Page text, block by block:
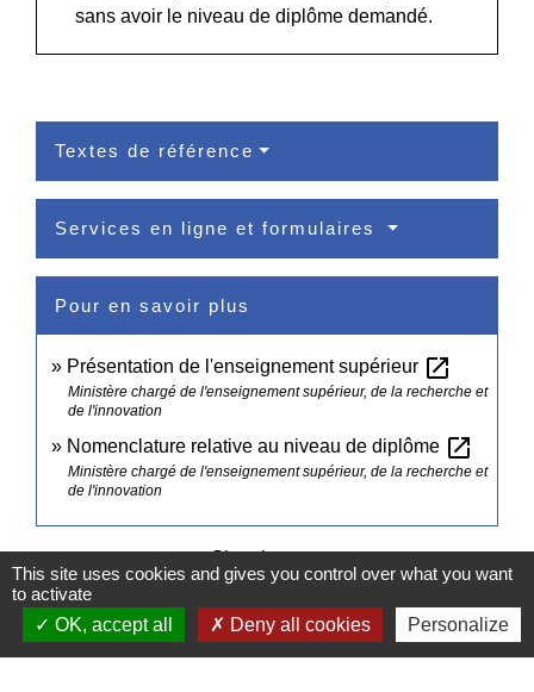
sans avoir le niveau de diplôme demandé.
Textes de référence
Services en ligne et formulaires
Pour en savoir plus
Présentation de l'enseignement supérieur open_in_new
Ministère chargé de l'enseignement supérieur, de la recherche et
de l'innovation
Nomenclature relative au niveau de diplôme open_in_new
Ministère chargé de l'enseignement supérieur, de la recherche et
de l'innovation
Signaler une erreur sur cette page
This site uses cookies and gives you control over what you want
to activate
OK, accept all
Deny all cookies Personalize